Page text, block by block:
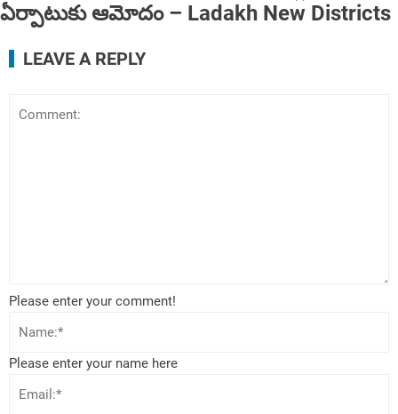
ఏర్పాటుకు ఆమోదం – Ladakh New Districts
LEAVE A REPLY
Please enter your comment!
Please enter your name here